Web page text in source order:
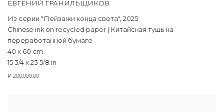
ЕВГЕНИЙ ГРАНИЛЬЩИКОВ
Из серии "Пейзажи конца света", 2025
Chinese ink on recycled paper | Китайская тушь на
переработанной бумаге
40 x 60 cm
15 3/4 x 23 5/8 in
₽ 200,000.00